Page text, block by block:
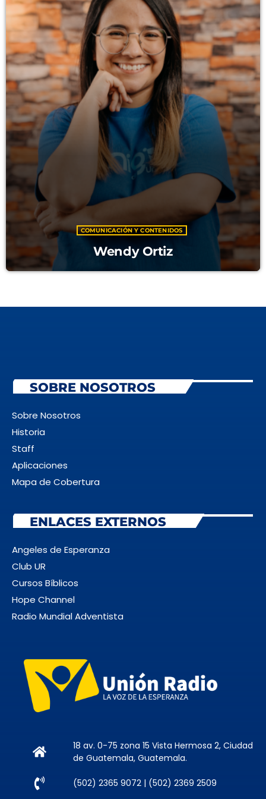
HISTORIA
NUESTRO EQUIPO
RADIO
TV
EVENTOS
PROYECTOS
ANGELES DE ESPERANZA
CLUB DE AMIGOS
CURSOS BÍBLICOS
Archives
marzo 2025
noviembre 2024
Categories
Eventos
Noticias
Novedades
Proyectos
Hablar con Dios
12:00 AM - 12:30 AM
PRESENTADO POR EL PR. ESTUARDO
COMUNICACIÓN Y CONTENIDOS
Wendy Ortiz
SOBRE NOSOTROS
Sobre Nosotros
Historia
Staff
Aplicaciones
Mapa de Cobertura
ENLACES EXTERNOS
Angeles de Esperanza
Club UR
Cursos Bíblicos
Hope Channel
Radio Mundial Adventista
18 av. 0-75 zona 15 Vista Hermosa 2, Ciudad
de Guatemala, Guatemala.
(502) 2365 9072 | (502) 2369 2509